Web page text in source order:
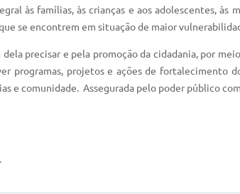
às famílias, às crianças e aos adolescentes, às
se encontrem em situação de maior
precisar e pela promoção da cidadania, por
programas, projetos e ações de fortalecimento
e comunidade. Assegurada pelo poder público